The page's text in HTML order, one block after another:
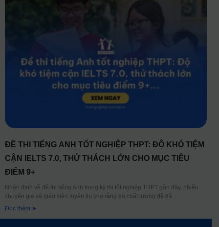
ĐỀ THI TIẾNG ANH TỐT NGHIỆP THPT: ĐỘ KHÓ TIỆM
CẬN IELTS 7.0, THỬ THÁCH LỚN CHO MỤC TIÊU
ĐIỂM 9+
Nhận định về đề thi tiếng Anh trong kỳ thi tốt nghiệp THPT gần đây, nhiều
chuyên gia và giáo viên luyện thi cho rằng dù chất lượng đề đã
Đọc thêm ➤